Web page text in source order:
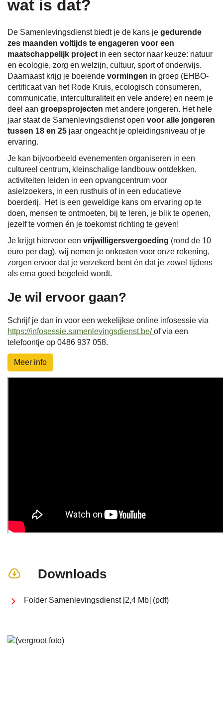
naar
links
wat is dat?
De Samenlevingsdienst biedt je de kans je gedurende
zes maanden voltijds te engageren voor een
maatschappelijk project in een sector naar keuze: natuur
en ecologie, zorg en welzijn, cultuur, sport of onderwijs.
Daarnaast krijg je boeiende vormingen in groep (EHBO-
certificaat van het Rode Kruis, ecologisch consumeren,
communicatie, interculturaliteit en vele andere) en neem je
deel aan groepsprojecten met andere jongeren. Het hele
jaar staat de Samenlevingsdienst open voor alle jongeren
tussen 18 en 25 jaar ongeacht je opleidingsniveau of je
ervaring.
Je kan bijvoorbeeld evenementen organiseren in een
cultureel centrum, kleinschalige landbouw ontdekken,
activiteiten leiden in een opvangcentrum voor
asielzoekers, in een rusthuis of in een educatieve
boerderij. Het is een geweldige kans om ervaring op te
doen, mensen te ontmoeten, bij te leren, je blik te openen,
jezelf te vormen én je toekomst richting te geven!
Je krijgt hiervoor een vrijwilligersvergoeding (rond de 10
euro per dag), wij nemen je onkosten voor onze rekening,
zorgen ervoor dat je verzekerd bent én dat je zowel tijdens
als erna goed begeleid wordt.
Je wil ervoor gaan?
Schrijf je dan in voor een wekelijkse online infosessie via
https://infosessie.samenlevingsdienst.be/of via een
telefoontje op 0486 937 058.
Meer info
Downloads
Folder Samenlevingsdienst 2,4 Mb pdf